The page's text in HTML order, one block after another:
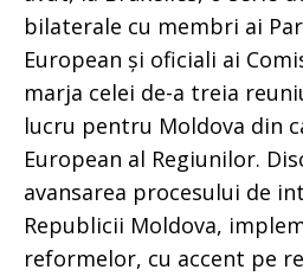
bilaterale cu membri ai
European și oficiali ai
marja celei de-a treia
lucru pentru Moldova din
European al Regiunilor.
avansarea procesului de
Republicii Moldova,
reformelor, cu accent pe